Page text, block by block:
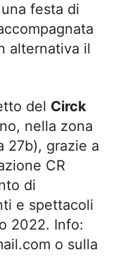
festa di
alternativa il
del Circk
nella zona
27b), grazie a
CR
di
e spettacoli
2022. Info:
o sulla